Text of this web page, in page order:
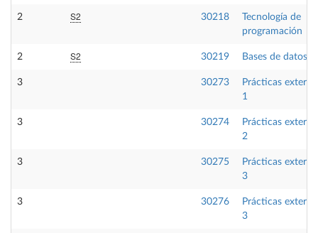
2 S2 30218
Tecnología de
programación
2 S2 30219 Bases de datos
3 30273
Prácticas
1
3 30274
Prácticas
2
3 30275
Prácticas
3
3 30276
Prácticas
3